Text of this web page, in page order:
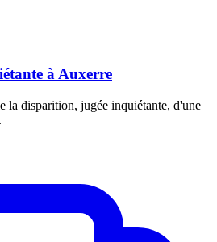
à Auxerre
la disparition, jugée inquiétante, d'une